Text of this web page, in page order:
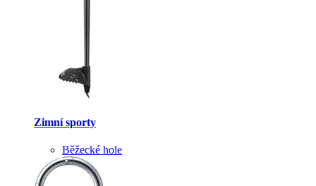
Zimní sporty
Běžecké hole